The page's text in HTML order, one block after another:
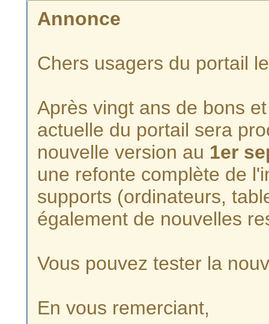
Annonce
Chers usagers du portail
Après vingt ans de bons
actuelle du portail sera
nouvelle version au 1er
une refonte complète de
supports (ordinateurs,
également de nouvelles
Vous pouvez tester la
En vous remerciant,